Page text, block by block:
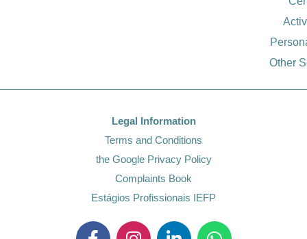
Other
Legal Information
Terms and Conditions
the Google Privacy Policy
Complaints Book
Estágios Profissionais IEFP